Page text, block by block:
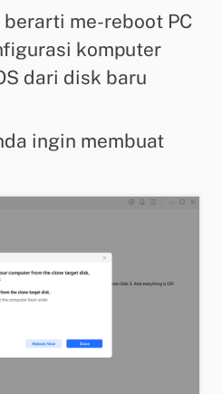
berarti me-reboot PC
komputer
dari disk baru
ingin membuat